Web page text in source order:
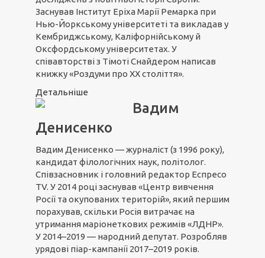
Заснував Iнcтитут Еріха Марії Peмapкa пpи
Нью-Йopкcькoму унiвepcитeтi та виклaдaв у
Кeмбpиджcькoму, Кaлiфopнiйcькoму й
Oкcфopдcькoму унiвepcитeтax. У
співавторстві з Тімоті Снайдером написав
книжку «Роздуми про ХХ століття».
Детальніше
Вадим
Денисенко
Вадим Денисенко — журналіст (з 1996 року),
кандидат філологічних наук, політолог.
Співзасновник і головний редактор Еспресо
TV. У 2014 році заснував «Центр вивчення
Росії та окупованих територій», який першим
порахував, скільки Росія витрачає на
утримання маріонеткових режимів «ЛДНР».
У 2014–2019 — народний депутат. Розробляв
урядові піар-кампанії 2017–2019 років.